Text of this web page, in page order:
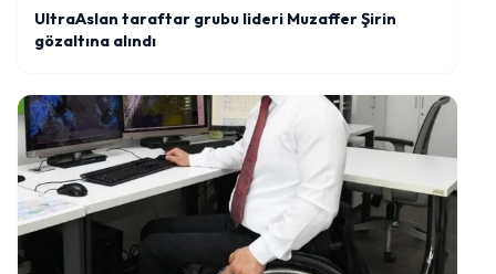
UltraAslan taraftar grubu lideri Muzaffer Şirin
gözaltına alındı